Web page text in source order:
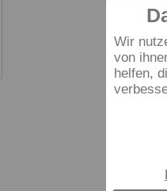
Wir
von
helfen,